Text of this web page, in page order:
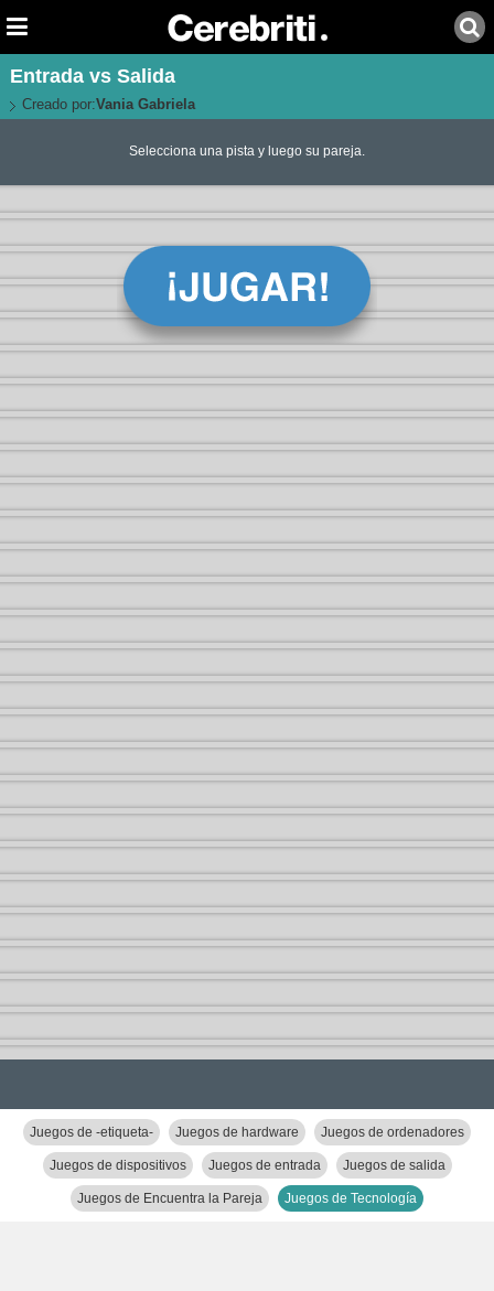
Entrada vs Salida
Creado por:Vania Gabriela
Selecciona una pista y luego su pareja.
Juegos de -etiqueta- Juegos de hardware Juegos de ordenadores
Juegos de dispositivos Juegos de entrada Juegos de salida
Juegos de Encuentra la Pareja Juegos de Tecnología